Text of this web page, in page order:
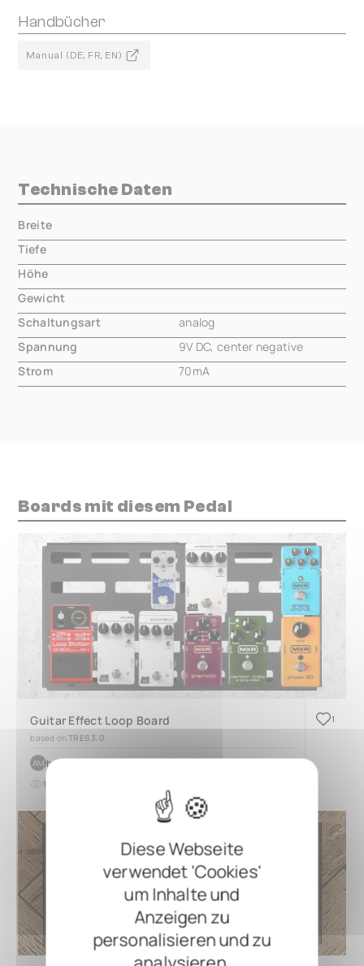
Diese Webseite
verwendet 'Cookies'
um Inhalte und
Anzeigen zu
personalisieren und zu
Handbücher
Manual (DE, FR, EN)
Technische Daten
Breite
Tiefe
Höhe
Gewicht
Schaltungsart
analog
Spannung
9V DC, center negative
Strom
70mA
Boards mit diesem Pedal
Guitar Effect Loop Board
based on TRES 3.0
AM byAaron Murphy
18
1